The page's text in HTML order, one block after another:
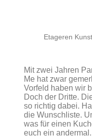
Etageren Kunst
Mit zwei Jahren
Me hat zwar
Vorfeld haben wir
Doch der Dritte.
so richtig dabei.
die Wunschliste.
was für einen
euch ein andermal.